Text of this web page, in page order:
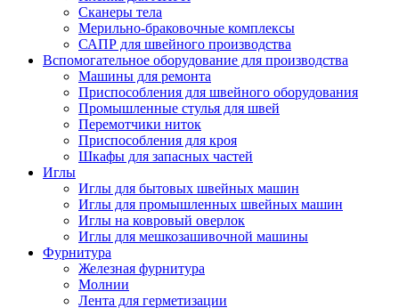
Сканеры тела
Мерильно-браковочные комплексы
САПР для швейного производства
Вспомогательное оборудование для производства
Машины для ремонта
Приспособления для швейного оборудования
Промышленные стулья для швей
Перемотчики ниток
Приспособления для кроя
Шкафы для запасных частей
Иглы
Иглы для бытовых швейных машин
Иглы для промышленных швейных машин
Иглы на ковровый оверлок
Иглы для мешкозашивочной машины
Фурнитура
Железная фурнитура
Молнии
Лента для герметизации